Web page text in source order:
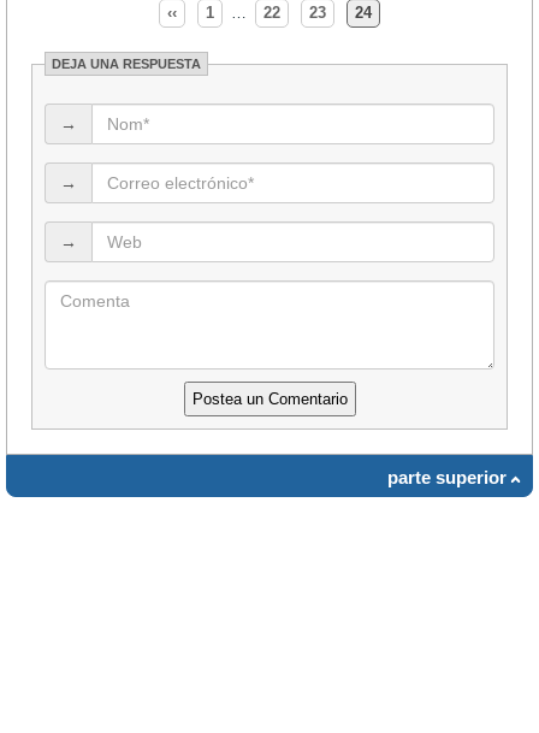
‹‹ 1 … 22 23 24
DEJA UNA RESPUESTA
→
→
→
parte superior